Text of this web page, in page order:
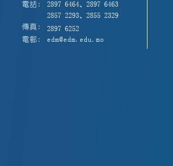
電話:
2897 6464、2897 6463
2857 2293、2855 2329
傳真:
2897 6252
電郵:
edm@edm.edu.mo